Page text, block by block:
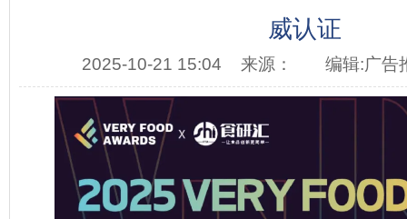
威认证
2025-10-21 15:04 来源： 编辑:广告